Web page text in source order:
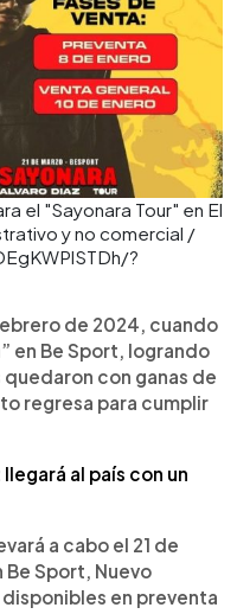
el "Sayonara Tour" en El
y no comercial /
?
de 2024, cuando
en Be Sport, logrando
con ganas de
regresa para cumplir
al país con un
a cabo el 21 de
Sport, Nuevo
en preventa